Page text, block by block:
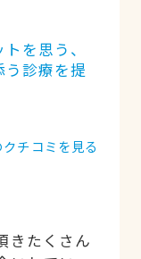
を思う、
診療を提
きたくさん
クチコミを見る